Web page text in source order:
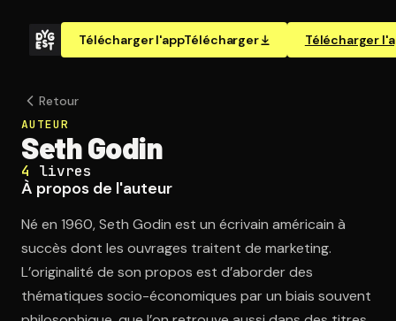
Télécharger l'appTélécharger Télécharger
Retour
AUTEUR
Seth Godin
4 livres
À propos de l'auteur
Né en 1960, Seth Godin est un écrivain américain à
succès dont les ouvrages traitent de marketing.
L’originalité de son propos est d’aborder des
thématiques socio-économiques par un biais souvent